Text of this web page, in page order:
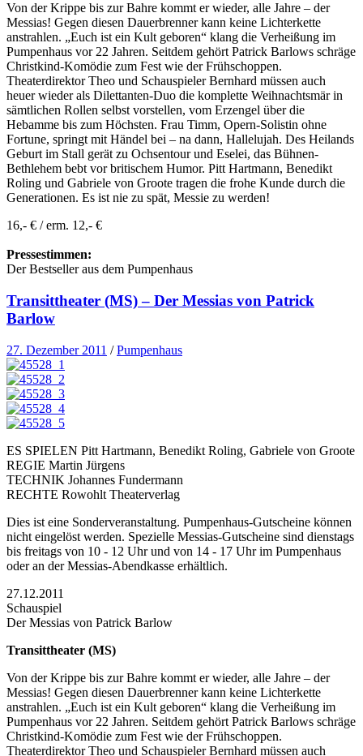
Von der Krippe bis zur Bahre kommt er wieder, alle Jahre – der
Messias! Gegen diesen Dauerbrenner kann keine Lichterkette
anstrahlen. „Euch ist ein Kult geboren“ klang die Verheißung im
Pumpenhaus vor 22 Jahren. Seitdem gehört Patrick Barlows schräge
Christkind-Komödie zum Fest wie der Frühschoppen.
Theaterdirektor Theo und Schauspieler Bernhard müssen auch
heuer wieder als Dilettanten-Duo die komplette Weihnachtsmär in
sämtlichen Rollen selbst vorstellen, vom Erzengel über die
Hebamme bis zum Höchsten. Frau Timm, Opern-Solistin ohne
Fortune, springt mit Händel bei – na dann, Hallelujah. Des Heilands
Geburt im Stall gerät zu Ochsentour und Eselei, das Bühnen-
Bethlehem bebt vor britischem Humor. Pitt Hartmann, Benedikt
Roling und Gabriele von Groote tragen die frohe Kunde durch die
Generationen. Es ist nie zu spät, Messie zu werden!
16,- € / erm. 12,- €
Pressestimmen:
Der Bestseller aus dem Pumpenhaus
Transittheater (MS) – Der Messias von Patrick
Barlow
27. Dezember 2011 /Pumpenhaus
ES SPIELEN Pitt Hartmann, Benedikt Roling, Gabriele von Groote
REGIE Martin Jürgens
TECHNIK Johannes Fundermann
RECHTE Rowohlt Theaterverlag
Dies ist eine Sonderveranstaltung. Pumpenhaus-Gutscheine können
nicht eingelöst werden. Spezielle Messias-Gutscheine sind dienstags
bis freitags von 10 - 12 Uhr und von 14 - 17 Uhr im Pumpenhaus
oder an der Messias-Abendkasse erhältlich.
27.12.2011
Schauspiel
Der Messias von Patrick Barlow
Transittheater (MS)
Von der Krippe bis zur Bahre kommt er wieder, alle Jahre – der
Messias! Gegen diesen Dauerbrenner kann keine Lichterkette
anstrahlen. „Euch ist ein Kult geboren“ klang die Verheißung im
Pumpenhaus vor 22 Jahren. Seitdem gehört Patrick Barlows schräge
Christkind-Komödie zum Fest wie der Frühschoppen.
Theaterdirektor Theo und Schauspieler Bernhard müssen auch